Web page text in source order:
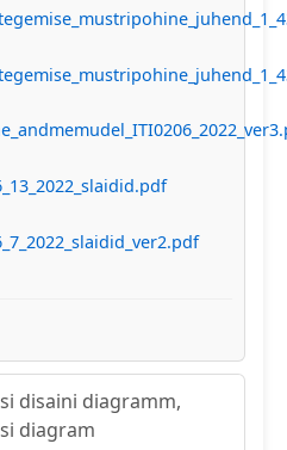
disaini diagramm,
diagram